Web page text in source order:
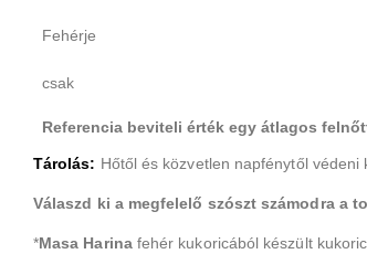
Fehérje
csak
Referencia beviteli érték egy átlagos
Tárolás: Hőtől és közvetlen napfénytől védeni
Válaszd ki a megfelelő szószt számodra a
*Masa Harina fehér kukoricából készült